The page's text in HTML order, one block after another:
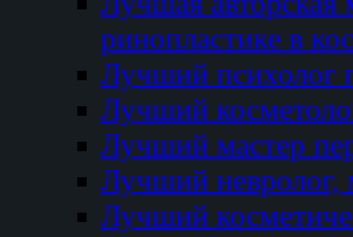
ринопластике в
Лучший психолог
Лучший
Лучший мастер
Лучший невролог,
Лучший